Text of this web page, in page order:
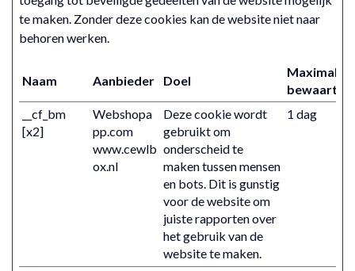
te maken. Zonder deze cookies kan de website niet naar
behoren werken.
Naam Aanbieder Doel
Maximale
__cf_bm
[x2]
Webshopa
pp.com
www.cewlb
ox.nl
Deze cookie wordt
gebruikt om
onderscheid te
maken tussen mensen
en bots. Dit is gunstig
voor de website om
juiste rapporten over
het gebruik van de
website te maken.
1 dag